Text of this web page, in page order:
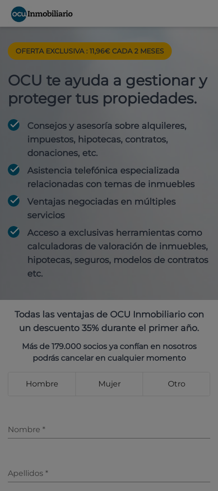
OFERTA EXCLUSIVA : 11,96€ CADA 2 MESES
OCU te ayuda a gestionar y
proteger tus propiedades.
Consejos y asesoría sobre alquileres,
impuestos, hipotecas, contratos,
donaciones, etc.
Asistencia telefónica especializada
relacionadas con temas de inmuebles
Ventajas negociadas en múltiples
servicios
Acceso a exclusivas herramientas como
calculadoras de valoración de inmuebles,
hipotecas, seguros, modelos de contratos
etc.
Todas las ventajas de OCU Inmobiliario con
un descuento 35% durante el primer año.
Más de 179.000 socios ya confían en nosotros
podrás cancelar en cualquier momento
Hombre Mujer Otro
Nombre *
Apellidos *